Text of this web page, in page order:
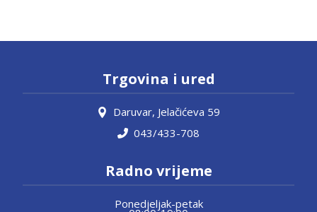
Trgovina i ured
Daruvar, Jelačićeva 59
043/433-708
Radno vrijeme
Ponedjeljak-petak